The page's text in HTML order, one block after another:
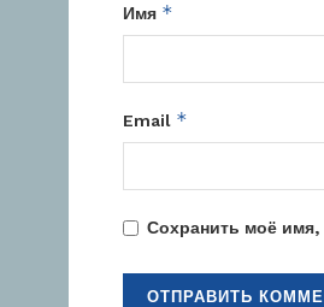
Имя *
Email *
Сохранить моё